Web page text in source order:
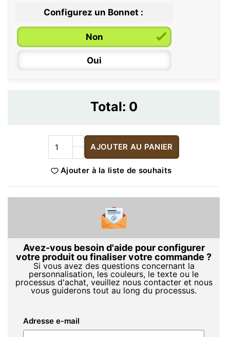
Configurez un Bonnet :
Non
Oui
Total: 0
AJOUTER AU PANIER
Ajouter à la liste de souhaits
Avez-vous besoin d'aide pour configurer
votre produit ou finaliser votre commande ?
Si vous avez des questions concernant la
personnalisation, les couleurs, le texte ou le
processus d'achat, veuillez nous contacter et nous
vous guiderons tout au long du processus.
Adresse e-mail